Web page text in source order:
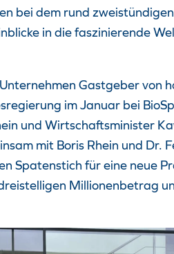
bei dem rund
in die faszinierende
Gastgeber von
im Januar bei
und Wirtschaftsminister
mit Boris Rhein und Dr.
Spatenstich für eine neue
Millionenbetrag